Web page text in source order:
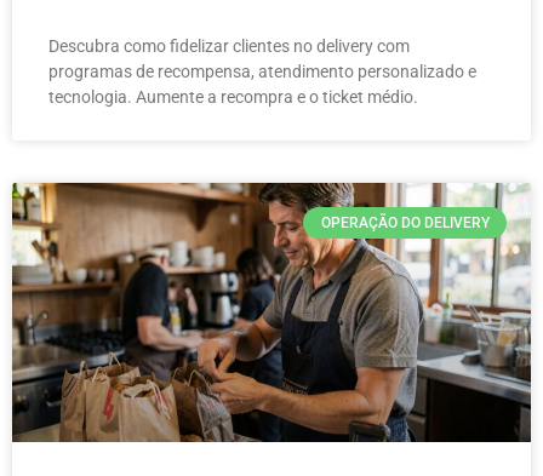
Descubra como fidelizar clientes no delivery com
programas de recompensa, atendimento personalizado e
tecnologia. Aumente a recompra e o ticket médio.
OPERAÇÃO DO DELIVERY